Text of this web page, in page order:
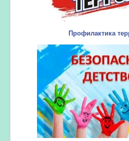
Профилактика